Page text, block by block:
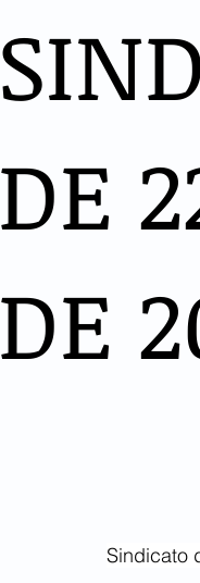
DE
DE
Sindicato